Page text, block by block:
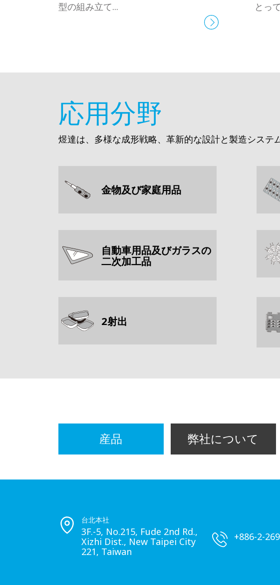
型の組み立て...
とっ
応用分野
煜達は、多様な成形戦略、革新的な設計と製造システ
金物及び家庭用品
自動車用品及びガラスの
二次加工品
2射出
産品 弊社について
台北本社
3F.-5, No.215, Fude 2nd Rd.,
Xizhi Dist., New Taipei City
221, Taiwan
+886-2-